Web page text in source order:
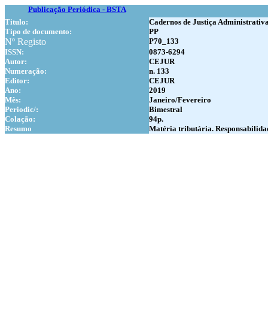
Publicação Periódica - BSTA
Titulo:
Cadernos de Justiça
Tipo de documento:
PP
Nº Registo
P70_133
ISSN:
0873-6294
Autor:
CEJUR
Numeração:
n. 133
Editor:
CEJUR
Ano:
2019
Mês:
Janeiro/Fevereiro
Periodic/:
Bimestral
Colação:
94p.
Resumo
Matéria tributária.